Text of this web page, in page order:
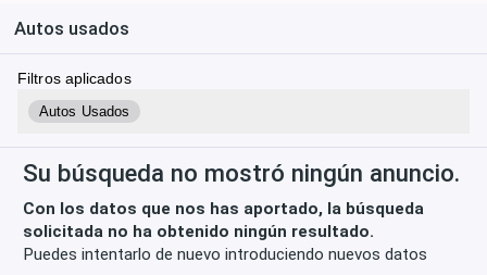
Autos usados
Filtros aplicados
Autos Usados
Su búsqueda no mostró ningún anuncio.
Con los datos que nos has aportado, la búsqueda
solicitada no ha obtenido ningún resultado.
Puedes intentarlo de nuevo introduciendo nuevos datos